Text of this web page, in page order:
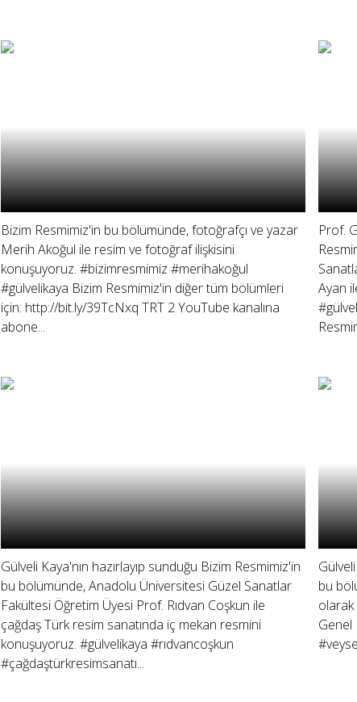
Bizim Resmimiz'in bu bölümünde, fotoğrafçı ve yazar
Merih Akoğul ile resim ve fotoğraf ilişkisini
konuşuyoruz. #bizimresmimiz #merihakoğul
#gülvelikaya Bizim Resmimiz'in diğer tüm bölümleri
için: http://bit.ly/39TcNxq TRT 2 YouTube kanalına
abone...
Prof.
Ayan
Gülveli Kaya'nın hazırlayıp sunduğu Bizim Resmimiz'in
bu bölümünde, Anadolu Üniversitesi Güzel Sanatlar
Fakültesi Öğretim Üyesi Prof. Rıdvan Coşkun ile
çağdaş Türk resim sanatında iç mekan resmini
konuşuyoruz. #gülvelikaya #rıdvancoşkun
#çağdaştürkresimsanatı...
bu
olarak
Genel